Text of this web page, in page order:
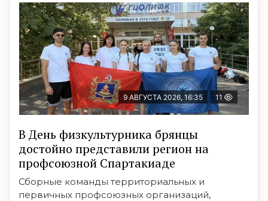
9 АВГУСТА 2026, 16:35 11
В День физкультурника брянцы
достойно представили регион на
профсоюзной Спартакиаде
Сборные команды территориальных и
первичных профсоюзных организаций,